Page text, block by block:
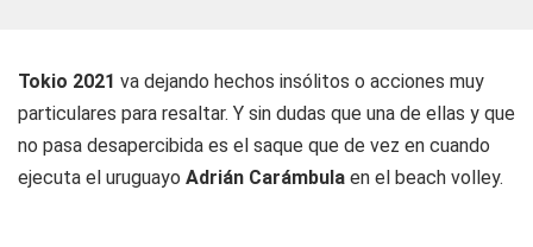
Tokio 2021 va dejando hechos insólitos o acciones muy
particulares para resaltar. Y sin dudas que una de ellas y que
no pasa desapercibida es el saque que de vez en cuando
ejecuta el uruguayo Adrián Carámbula en el beach volley.